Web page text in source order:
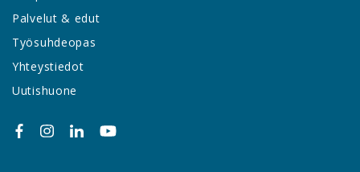
Palvelut & edut
Työsuhdeopas
Yhteystiedot
Uutishuone